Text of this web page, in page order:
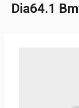
Dia64.1